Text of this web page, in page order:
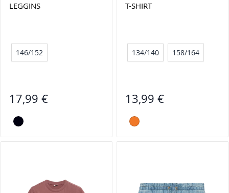
LEGGINS
146/152
17,99 €
T-SHIRT
134/140 158/164
13,99 €